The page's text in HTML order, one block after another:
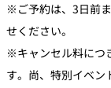
※ご予約は、3日前
せください。
※キャンセル料につ
す。尚、特別イベン